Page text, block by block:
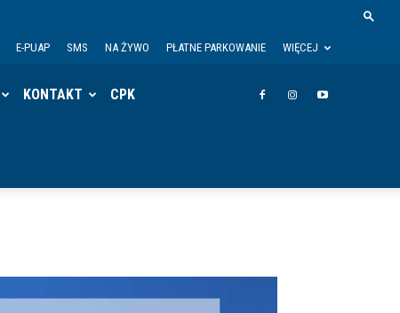
E-PUAP SMS NA ŻYWO PŁATNE PARKOWANIE WIĘCEJ
KONTAKT CPK